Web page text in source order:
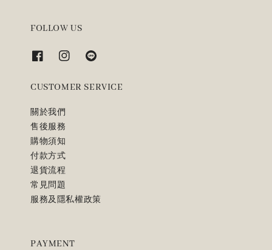
FOLLOW US
CUSTOMER SERVICE
關於我們
售後服務
購物須知
付款方式
退貨流程
常見問題
服務及隱私權政策
PAYMENT